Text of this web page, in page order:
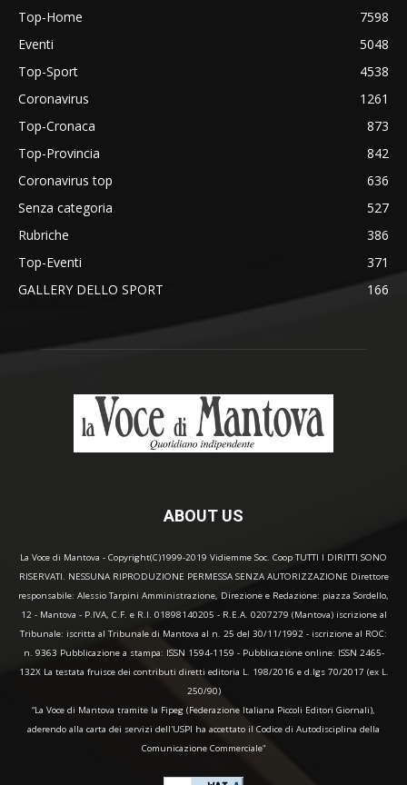
Top-Home
7598
Eventi
5048
Top-Sport
4538
Coronavirus
1261
Top-Cronaca
873
Top-Provincia
842
Coronavirus top
636
Senza categoria
527
Rubriche
386
Top-Eventi
371
GALLERY DELLO SPORT
166
ABOUT US
La Voce di Mantova - Copyright(C)1999-2019 Vidiemme Soc. Coop TUTTI I DIRITTI SONO
RISERVATI. NESSUNA RIPRODUZIONE PERMESSA SENZA AUTORIZZAZIONE Direttore
responsabile: Alessio Tarpini Amministrazione, Direzione e Redazione: piazza Sordello,
12 - Mantova - P.IVA, C.F. e R.I. 01898140205 - R.E.A. 0207279 (Mantova) iscrizione al
Tribunale: iscritta al Tribunale di Mantova al n. 25 del 30/11/1992 - iscrizione al ROC:
n. 9363 Pubblicazione a stampa: ISSN 1594-1159 - Pubblicazione online: ISSN 2465-
132X La testata fruisce dei contributi diretti editoria L. 198/2016 e d.lgs 70/2017 (ex L.
250/90)
“La Voce di Mantova tramite la Fipeg (Federazione Italiana Piccoli Editori Giornali),
aderendo alla carta dei servizi dell'USPI ha accettato il Codice di Autodisciplina della
Comunicazione Commerciale"